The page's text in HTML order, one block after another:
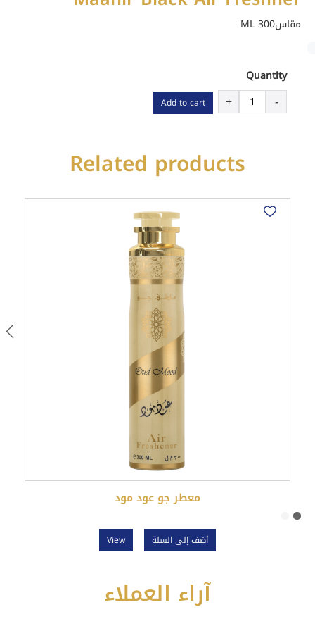
مقاس300 ML
Quantity
Maahir
Black
Add to cart
Related products
معطر جو عود مود
أضف إلى السلة View
آراء العملاء